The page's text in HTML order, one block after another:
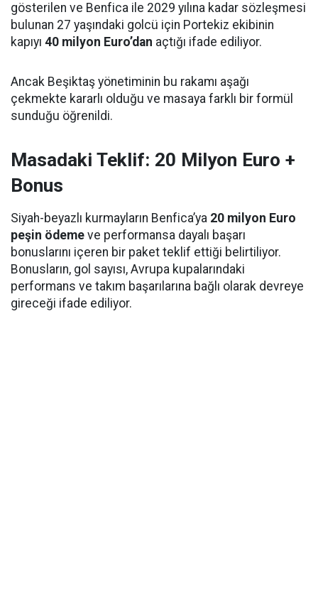
gösterilen ve Benfica ile 2029 yılına kadar sözleşmesi
bulunan 27 yaşındaki golcü için Portekiz ekibinin
kapıyı 40 milyon Euro’dan açtığı ifade ediliyor.
Ancak Beşiktaş yönetiminin bu rakamı aşağı
çekmekte kararlı olduğu ve masaya farklı bir formül
sunduğu öğrenildi.
Masadaki Teklif: 20 Milyon Euro +
Bonus
Siyah-beyazlı kurmayların Benfica’ya 20 milyon Euro
peşin ödeme ve performansa dayalı başarı
bonuslarını içeren bir paket teklif ettiği belirtiliyor.
Bonusların, gol sayısı, Avrupa kupalarındaki
performans ve takım başarılarına bağlı olarak devreye
gireceği ifade ediliyor.